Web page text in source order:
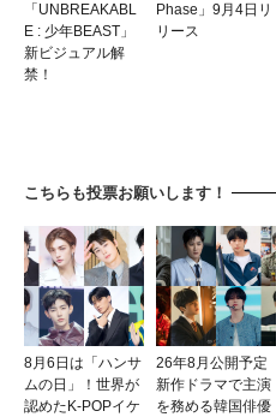
「UNBREAKABL
E : 少年BEAST」
新ビジュアル解
禁！
Phase」9月4日リ
リース
こちらも投票お願いします！
8月6日は「ハンサ
ムの日」！世界が
認めたK-POPイケ
26年8月公開予定
新作ドラマで主演
を務める韓国俳優